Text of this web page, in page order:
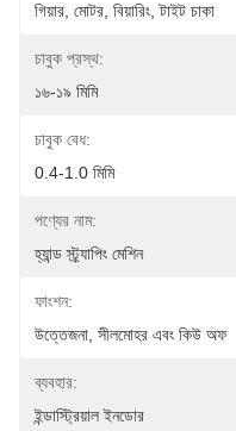
গিয়ার, মোটর, বিয়ারিং, টাইট চাকা
চাবুক প্রস্থ:
১৬-১৯ মিমি
চাবুক বেধ:
0.4-1.0 মিমি
পণ্যের নাম:
হ্যান্ড স্ট্র্যাপিং মেশিন
ফাংশন:
উত্তেজনা, সীলমোহর এবং কিউ অফ
ব্যবহার:
ইন্ডাস্ট্রিয়াল ইনডোর